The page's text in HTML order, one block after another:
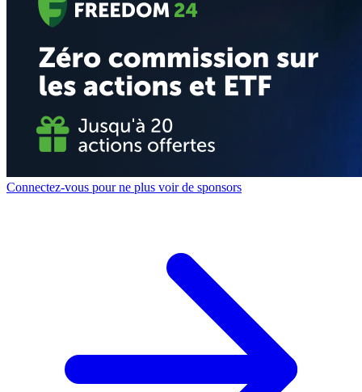
Connectez-vous pour ne plus voir de sponsors